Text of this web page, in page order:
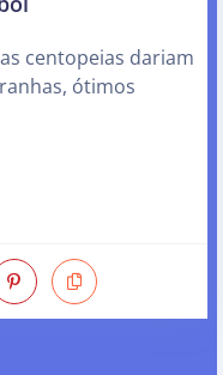
centopeias dariam
ótimos